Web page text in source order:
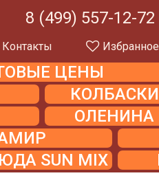
8 (499) 557-12-72
Контакты Избранное
ЦЕНЫ
КОЛБАСКИ
ОЛЕНИНА
SUN MIX